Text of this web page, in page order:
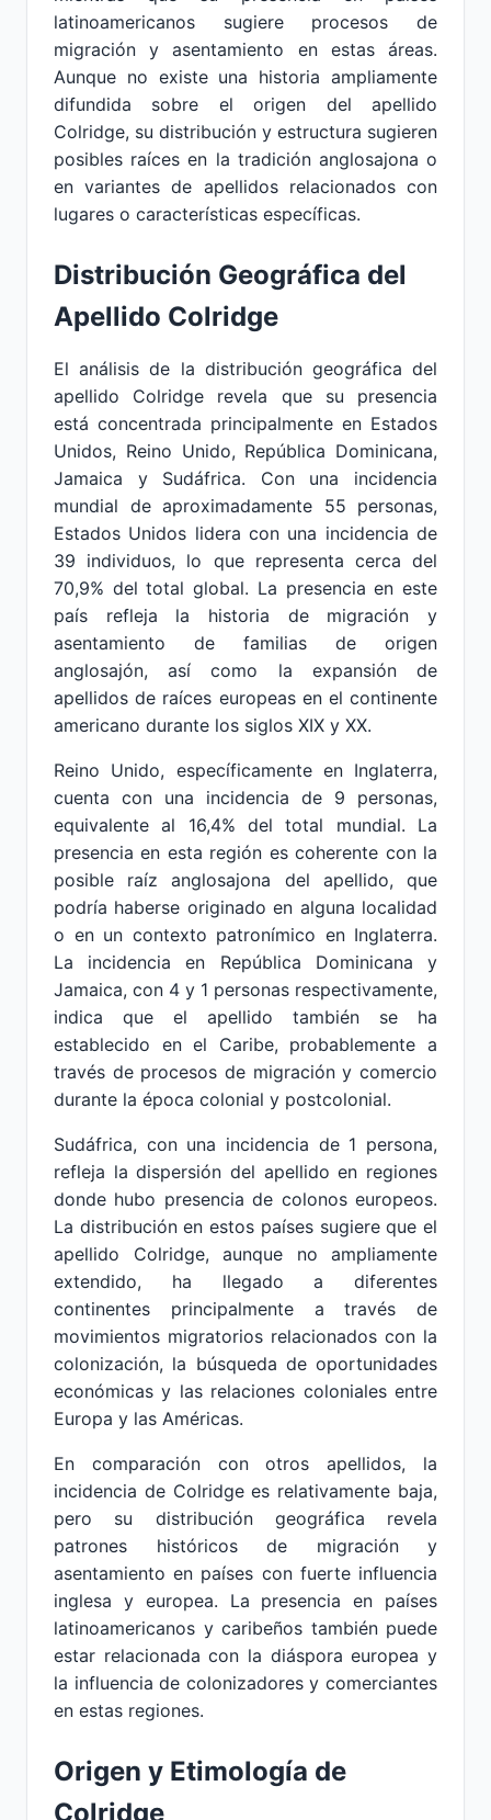
latinoamericanos sugiere procesos de
migración y asentamiento en estas áreas.
Aunque no existe una historia ampliamente
difundida sobre el origen del apellido
Colridge, su distribución y estructura sugieren
posibles raíces en la tradición anglosajona o
en variantes de apellidos relacionados con
lugares o características específicas.
Distribución Geográfica del
Apellido Colridge
El análisis de la distribución geográfica del
apellido Colridge revela que su presencia
está concentrada principalmente en Estados
Unidos, Reino Unido, República Dominicana,
Jamaica y Sudáfrica. Con una incidencia
mundial de aproximadamente 55 personas,
Estados Unidos lidera con una incidencia de
39 individuos, lo que representa cerca del
70,9% del total global. La presencia en este
país refleja la historia de migración y
asentamiento de familias de origen
anglosajón, así como la expansión de
apellidos de raíces europeas en el continente
americano durante los siglos XIX y XX.
Reino Unido, específicamente en Inglaterra,
cuenta con una incidencia de 9 personas,
equivalente al 16,4% del total mundial. La
presencia en esta región es coherente con la
posible raíz anglosajona del apellido, que
podría haberse originado en alguna localidad
o en un contexto patronímico en Inglaterra.
La incidencia en República Dominicana y
Jamaica, con 4 y 1 personas respectivamente,
indica que el apellido también se ha
establecido en el Caribe, probablemente a
través de procesos de migración y comercio
durante la época colonial y postcolonial.
Sudáfrica, con una incidencia de 1 persona,
refleja la dispersión del apellido en regiones
donde hubo presencia de colonos europeos.
La distribución en estos países sugiere que el
apellido Colridge, aunque no ampliamente
extendido, ha llegado a diferentes
continentes principalmente a través de
movimientos migratorios relacionados con la
colonización, la búsqueda de oportunidades
económicas y las relaciones coloniales entre
Europa y las Américas.
En comparación con otros apellidos, la
incidencia de Colridge es relativamente baja,
pero su distribución geográfica revela
patrones históricos de migración y
asentamiento en países con fuerte influencia
inglesa y europea. La presencia en países
latinoamericanos y caribeños también puede
estar relacionada con la diáspora europea y
la influencia de colonizadores y comerciantes
en estas regiones.
Origen y Etimología de
Colridge